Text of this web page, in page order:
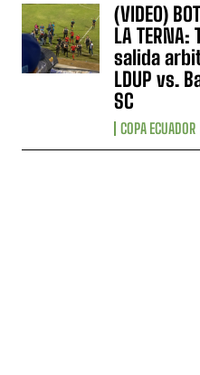
(VIDEO)
LA TERNA:
salida
LDUP vs.
SC
COPA ECUADOR